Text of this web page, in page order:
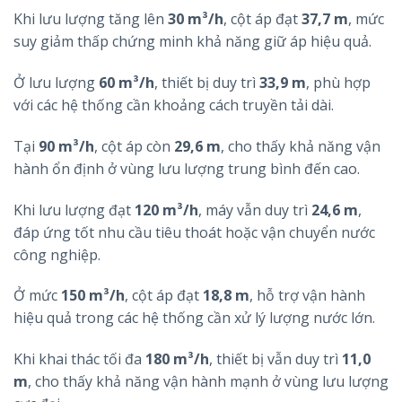
Khi lưu lượng tăng lên 30 m³/h, cột áp đạt37,7 m, mức
suy giảm thấp chứng minh khả năng giữ áp hiệu quả.
Ở lưu lượng 60 m³/h, thiết bị duy trì33,9 m, phù hợp
với các hệ thống cần khoảng cách truyền tải dài.
Tại 90 m³/h, cột áp còn 29,6 m, cho thấy khả năng vận
hành ổn định ở vùng lưu lượng trung bình đến cao.
Khi lưu lượng đạt 120 m³/h, máy vẫn duy trì 24,6 m,
đáp ứng tốt nhu cầu tiêu thoát hoặc vận chuyển nước
công nghiệp.
Ở mức 150 m³/h, cột áp đạt 18,8 m, hỗ trợ vận hành
hiệu quả trong các hệ thống cần xử lý lượng nước lớn.
Khi khai thác tối đa 180 m³/h, thiết bị vẫn duy trì 11,0
m, cho thấy khả năng vận hành mạnh ở vùng lưu lượng